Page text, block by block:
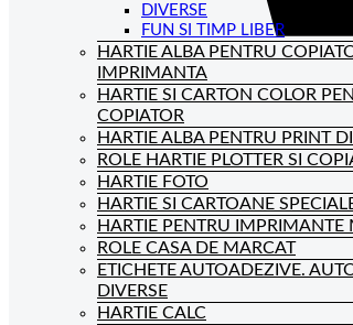
DIVERSE
FUN SI TIMP LIBER
HARTIE ALBA PENTRU
IMPRIMANTA
HARTIE SI CARTON COLOR
COPIATOR
HARTIE ALBA PENTRU PRINT
ROLE HARTIE PLOTTER SI
HARTIE FOTO
HARTIE SI CARTOANE
HARTIE PENTRU IMPRIMANTE
ROLE CASA DE MARCAT
ETICHETE AUTOADEZIVE.
DIVERSE
HARTIE CALC